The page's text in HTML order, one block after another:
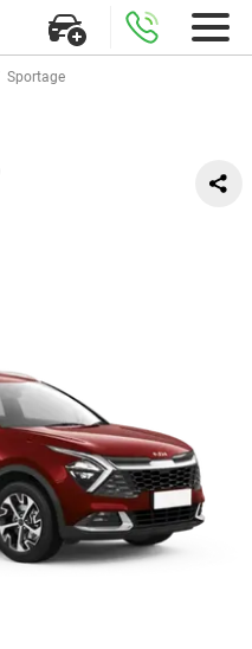
Sportage